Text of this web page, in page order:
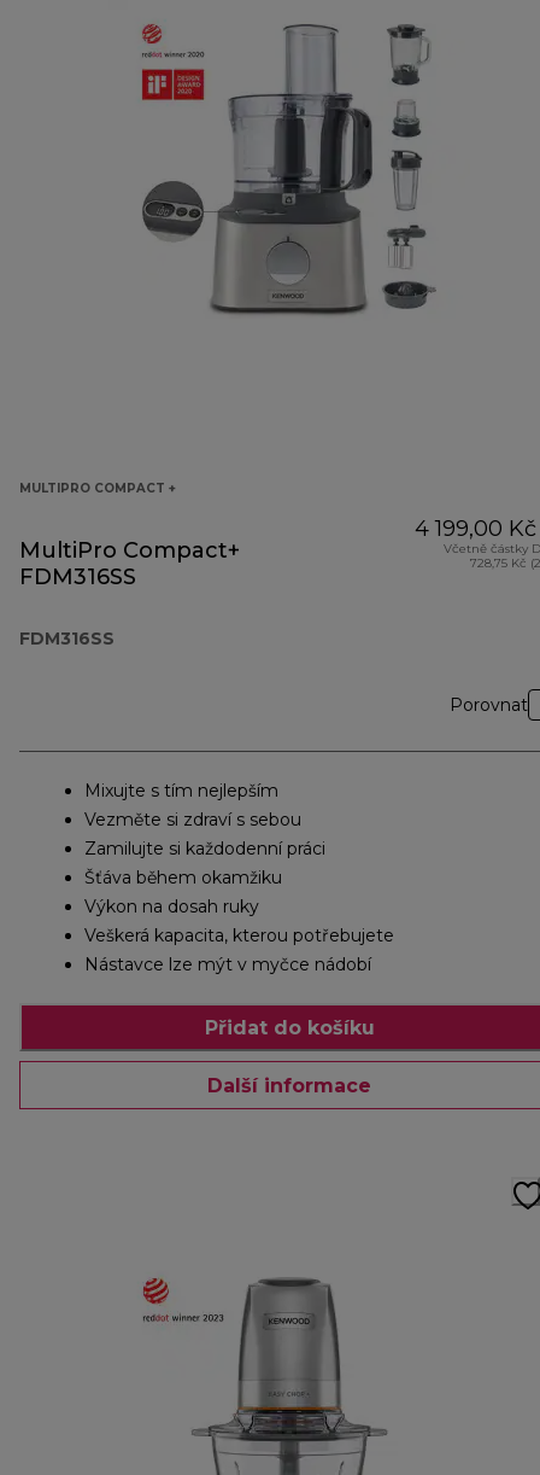
MULTIPRO COMPACT +
MultiPro Compact+
FDM316SS
FDM316SS
4 199,00 Kč
Včetně částky
728,75 Kč
Porovnat
Mixujte s tím nejlepším
Vezměte si zdraví s sebou
Zamilujte si každodenní práci
Šťáva během okamžiku
Výkon na dosah ruky
Veškerá kapacita, kterou potřebujete
Nástavce lze mýt v myčce nádobí
Přidat do košíku
Další informace